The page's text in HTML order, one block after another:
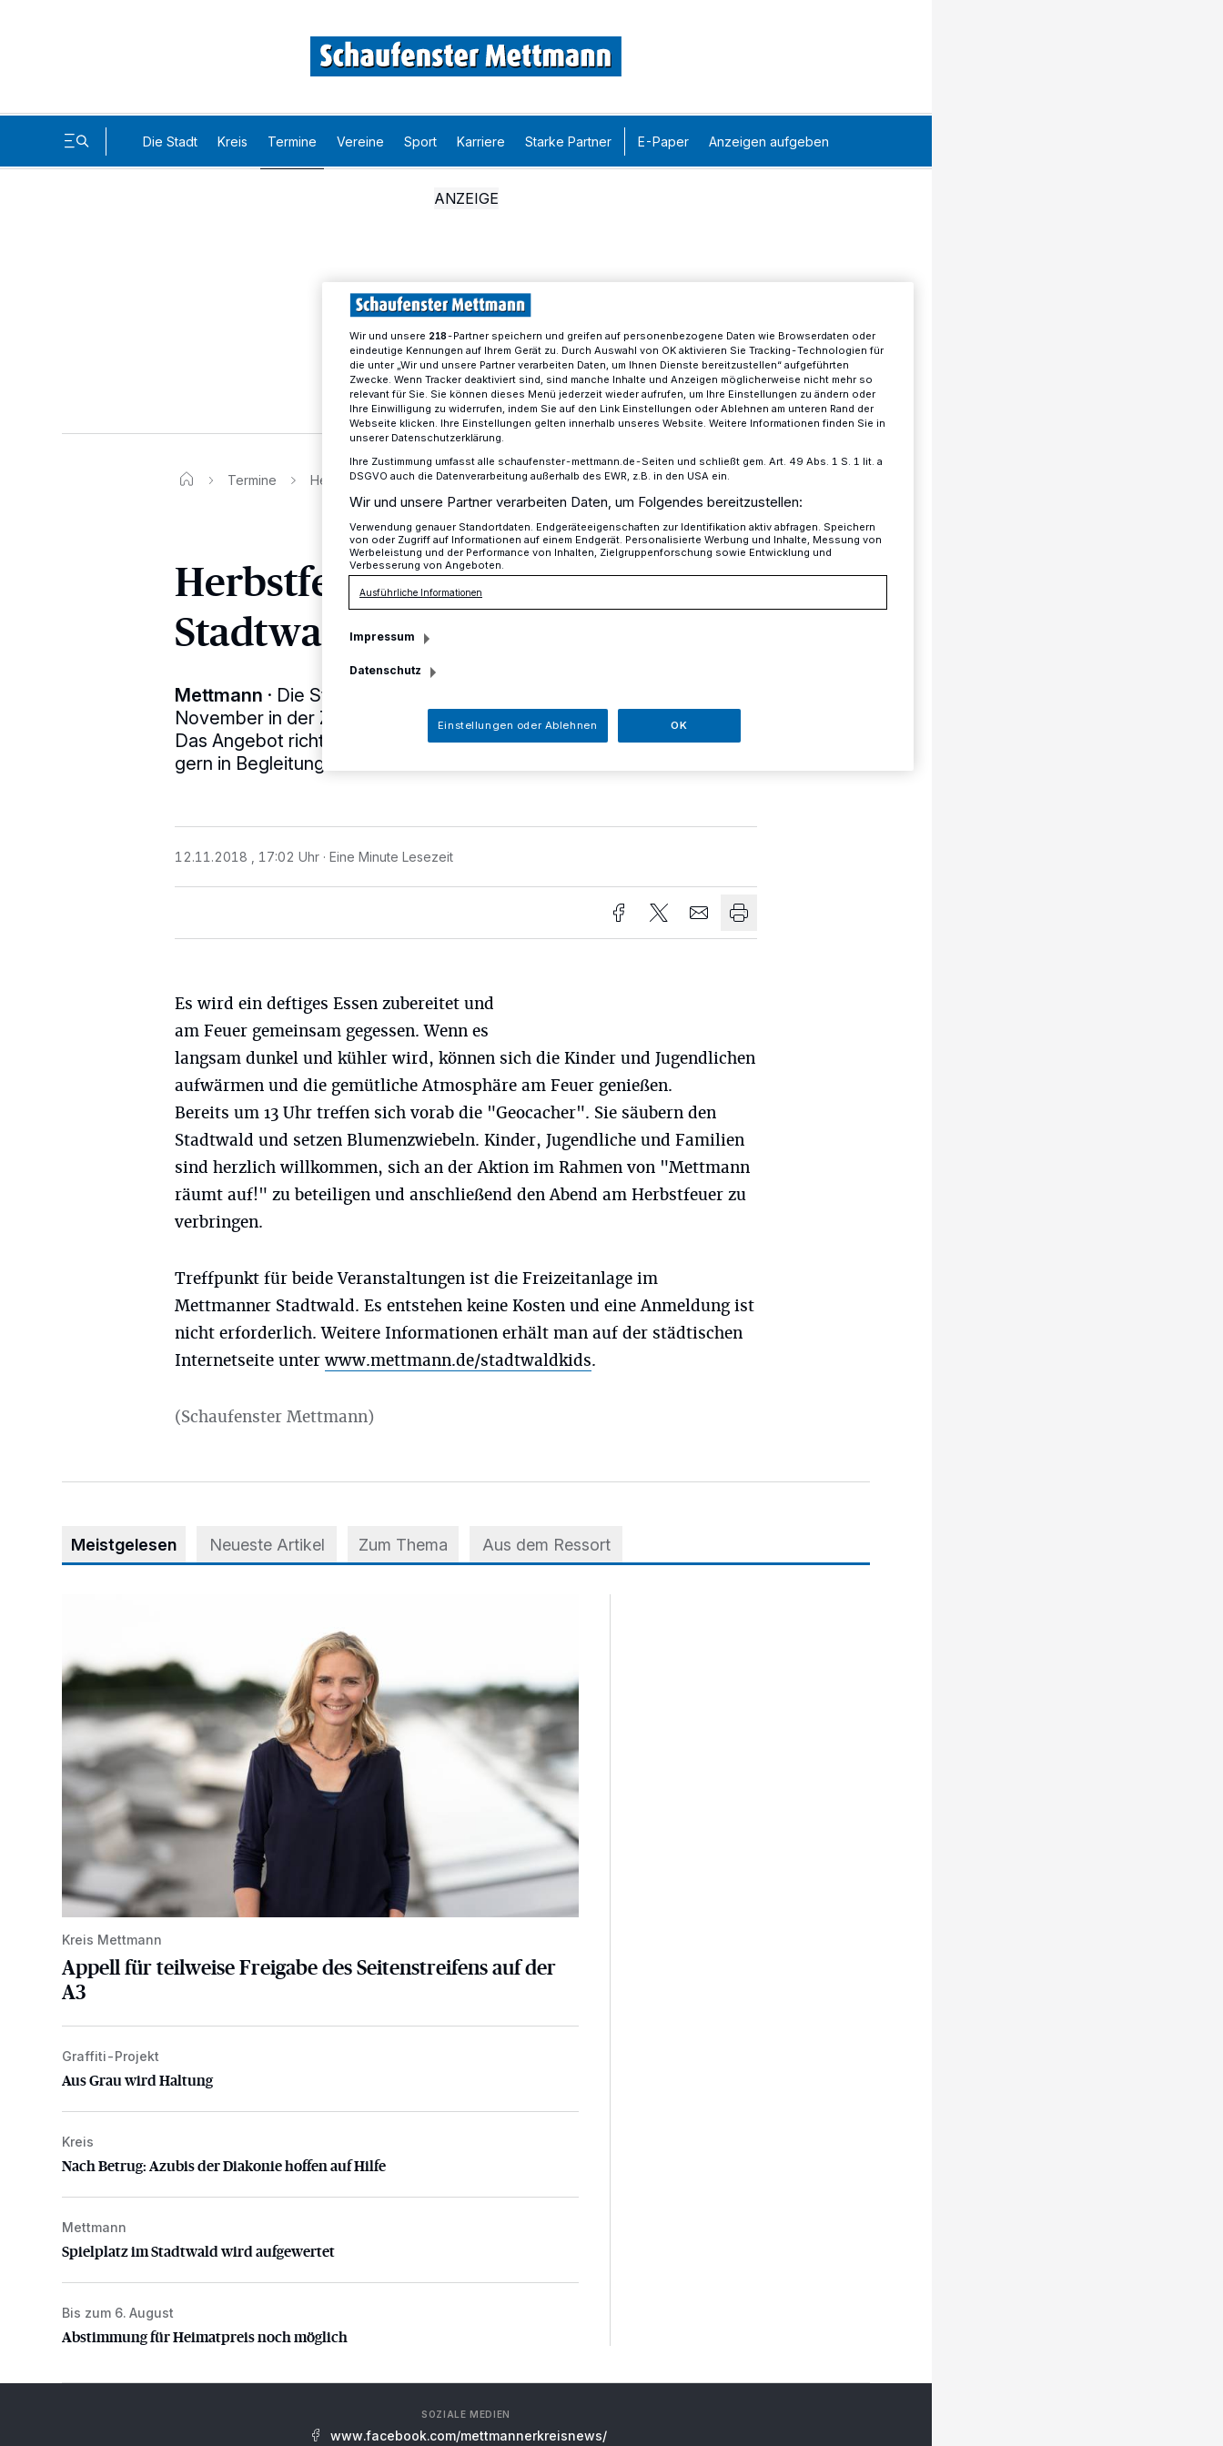
Die Stadt Kreis Termine Vereine Sport Karriere Starke Partner E-Paper Anzeigen aufgeben
Termine Herbstfeuer bei den Stadtwaldkids
Herbstfeuer bei den
Stadtwaldkids
Mettmann · Die Stadtwaldkids machen es sich am Samstag, 17.
November in der Zeit von 16 bis 19 Uhr am Herbstfeuer gemütlich.
Das Angebot richtet sich an Kinder ab sechs Jahre, Jüngere können
gern in Begleitung eines Erwachsenen dazukommen.
12.11.2018 , 17:02 Uhr Eine Minute Lesezeit
Es wird ein deftiges Essen zubereitet und
am Feuer gemeinsam gegessen. Wenn es
langsam dunkel und kühler wird, können sich die Kinder und Jugendlichen
aufwärmen und die gemütliche Atmosphäre am Feuer genießen.
Bereits um 13 Uhr treffen sich vorab die "Geocacher". Sie säubern den
Stadtwald und setzen Blumenzwiebeln. Kinder, Jugendliche und Familien
sind herzlich willkommen, sich an der Aktion im Rahmen von "Mettmann
räumt auf!" zu beteiligen und anschließend den Abend am Herbstfeuer zu
verbringen.
Treffpunkt für beide Veranstaltungen ist die Freizeitanlage im
Mettmanner Stadtwald. Es entstehen keine Kosten und eine Anmeldung ist
nicht erforderlich. Weitere Informationen erhält man auf der städtischen
Internetseite unterwww.mettmann.de/stadtwaldkids.
(Schaufenster Mettmann)
Meistgelesen Neueste Artikel Zum Thema Aus dem Ressort
Kreis Mettmann
Appell für teilweise Freigabe des Seitenstreifens auf der
A3
Aus Grau wird Haltung
Graffiti-Projekt
Aus Grau wird Haltung
Nach Betrug: Azubis der Diakonie hoffen auf Hilfe
Kreis
Nach Betrug: Azubis der Diakonie hoffen auf Hilfe
Spielplatz im Stadtwald wird aufgewertet
Mettmann
Spielplatz im Stadtwald wird aufgewertet
Abstimmung für Heimatpreis noch möglich
Bis zum 6. August
Abstimmung für Heimatpreis noch möglich
SOZIALE MEDIEN
www.facebook.com/mettmannerkreisnews/
Wir und unsere 218-Partner speichern und greifen auf personenbezogene Daten wie Browserdaten oder
eindeutige Kennungen auf Ihrem Gerät zu. Durch Auswahl von OK aktivieren Sie Tracking-Technologien für
die unter „Wir und unsere Partner verarbeiten Daten, um Ihnen Dienste bereitzustellen“ aufgeführten
Zwecke. Wenn Tracker deaktiviert sind, sind manche Inhalte und Anzeigen möglicherweise nicht mehr so
relevant für Sie. Sie können dieses Menü jederzeit wieder aufrufen, um Ihre Einstellungen zu ändern oder
Ihre Einwilligung zu widerrufen, indem Sie auf den Link Einstellungen oder Ablehnen am unteren Rand der
Webseite klicken. Ihre Einstellungen gelten innerhalb unseres Website. Weitere Informationen finden Sie in
unserer Datenschutzerklärung.
Ihre Zustimmung umfasst alle schaufenster-mettmann.de-Seiten und schließt gem. Art. 49 Abs. 1 S. 1 lit. a
DSGVO auch die Datenverarbeitung außerhalb des EWR, z.B. in den USA ein.
Wir und unsere Partner verarbeiten Daten, um Folgendes bereitzustellen:
Verwendung genauer Standortdaten. Endgeräteeigenschaften zur Identifikation aktiv abfragen. Speichern
von oder Zugriff auf Informationen auf einem Endgerät. Personalisierte Werbung und Inhalte, Messung von
Werbeleistung und der Performance von Inhalten, Zielgruppenforschung sowie Entwicklung und
Verbesserung von Angeboten.
Ausführliche Informationen
Impressum
Datenschutz
Einstellungen oder Ablehnen OK